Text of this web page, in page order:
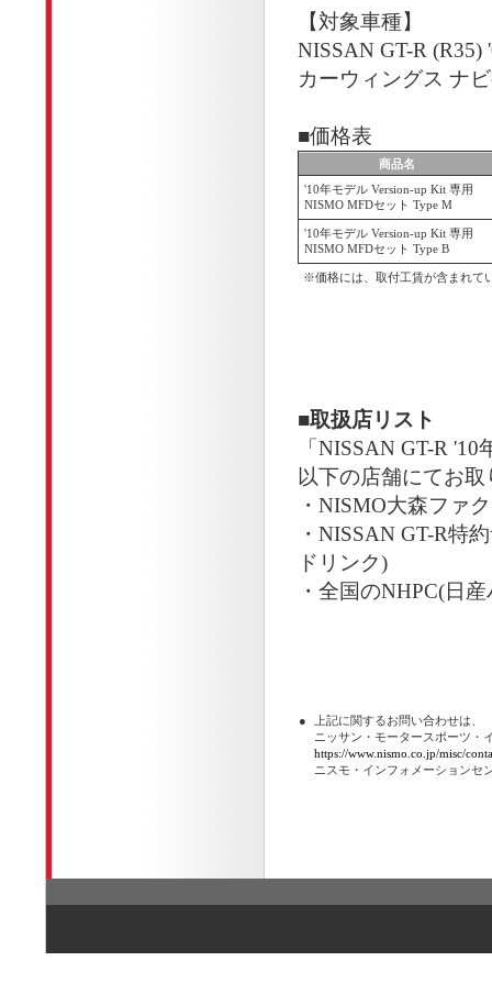
【対象車種】
NISSAN GT-R
カーウィングス ナ
■価格表
商品名
'10年モデル Version-up Kit 専用
NISMO MFDセット Type M
'10年モデル Version-up Kit 専用
NISMO MFDセット Type B
※価格には、取付工賃が含まれて
■取扱店リスト
「NISSAN GT-R
以下の店舗にてお
・NISMO大森ファ
・NISSAN GT-R特
ドリンク)
・全国のNHPC(日
●
上記に関するお問い合わせは、
ニッサン・モータースポーツ・
https://www.nismo.co.jp/misc/
ニスモ・インフォメーションセ